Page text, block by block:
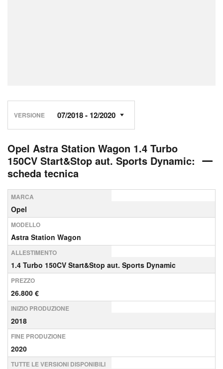
VERSIONE
Opel Astra Station Wagon 1.4 Turbo
150CV Start&Stop aut. Sports Dynamic:
scheda tecnica
MARCA
Opel
MODELLO
Astra Station Wagon
ALLESTIMENTO
1.4 Turbo 150CV Start&Stop aut. Sports Dynamic
PREZZO
26.800 €
INIZIO PRODUZIONE
2018
FINE PRODUZIONE
2020
TUTTE LE VERSIONI DISPONIBILI